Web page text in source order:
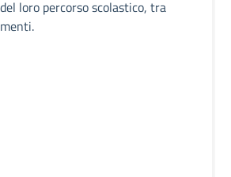
loro percorso scolastico, tra